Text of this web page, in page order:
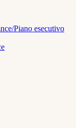
Piano esecutivo